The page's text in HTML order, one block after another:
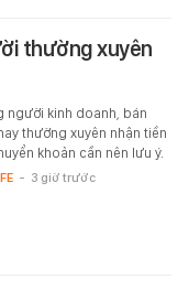
thường xuyên
người kinh doanh, bán
thường xuyên nhận tiền
khoản cần nên lưu ý.
- 3 giờ trước